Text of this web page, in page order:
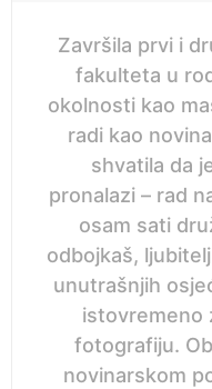
Završila prvi i
fakulteta u
okolnosti kao
radi kao
shvatila da
pronalazi – rad
osam sati
odbojkaš,
unutrašnjih
istovremeno
fotografiju.
novinarskom